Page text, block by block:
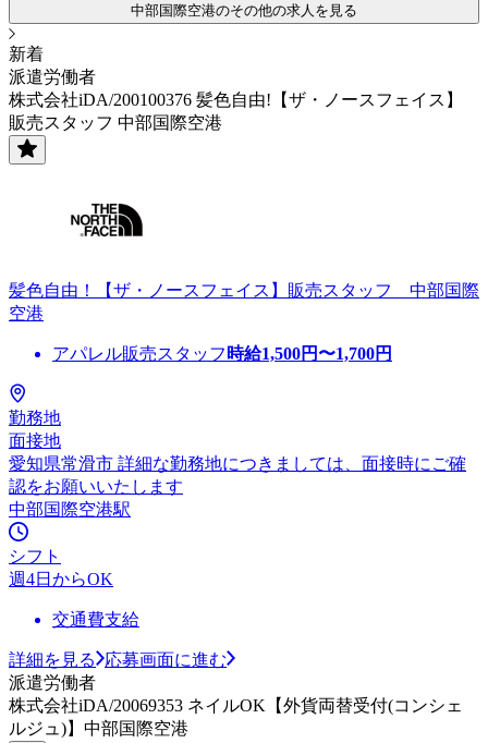
中部国際空港のその他の求人を見る
新着
派遣労働者
株式会社iDA/200100376 髪色自由!【ザ・ノースフェイス】
販売スタッフ 中部国際空港
髪色自由！【ザ・ノースフェイス】販売スタッフ 中部国際
空港
アパレル販売スタッフ 時給1,500円〜1,700円
勤務地
面接地
愛知県常滑市 詳細な勤務地につきましては、面接時にご確
認をお願いいたします
中部国際空港駅
シフト
週4日からOK
交通費支給
詳細を見る
応募画面に進む
派遣労働者
株式会社iDA/20069353 ネイルOK【外貨両替受付(コンシェ
ルジュ)】中部国際空港